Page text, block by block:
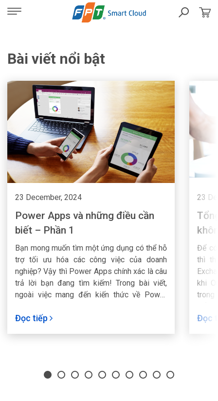
Bài viết nổi bật
23 December, 2024
Power Apps và những điều cần
biết – Phần 1
Bạn mong muốn tìm một ứng dụng có thể hỗ
trợ tối ưu hóa các công việc của doanh
nghiệp? Vậy thì Power Apps chính xác là câu
trả lời bạn đang tìm kiếm! Trong bài viết,
ngoài việc mang đến kiến thức về Power
tiết về những lợi ích và ứng dụng của Power
Đọc tiếp
23
Để
thì
khi
trong
theo
Đọc